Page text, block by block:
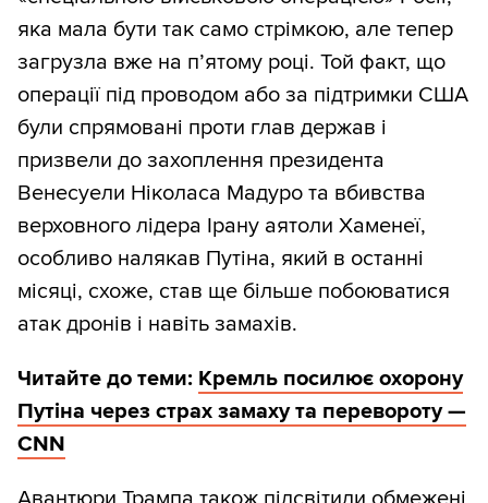
яка мала бути так само стрімкою, але тепер
загрузла вже на п’ятому році. Той факт, що
операції під проводом або за підтримки США
були спрямовані проти глав держав і
призвели до захоплення президента
Венесуели Ніколаса Мадуро та вбивства
верховного лідера Ірану аятоли Хаменеї,
особливо налякав Путіна, який в останні
місяці, схоже, став ще більше побоюватися
атак дронів і навіть замахів.
Читайте до теми: Кремль посилює охорону
Путіна через страх замаху та перевороту —
CNN